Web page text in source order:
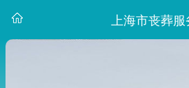
上海市丧葬服